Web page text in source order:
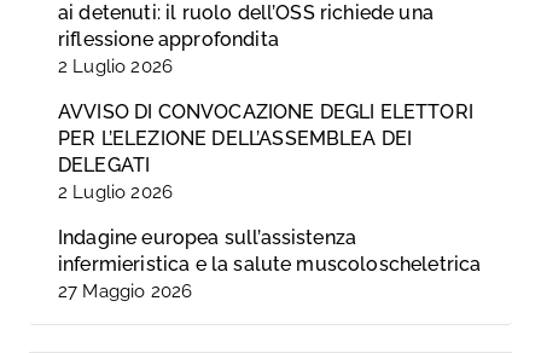
ai detenuti: il ruolo dell’OSS richiede una
riflessione approfondita
2 Luglio 2026
AVVISO DI CONVOCAZIONE DEGLI ELETTORI
PER L’ELEZIONE DELL’ASSEMBLEA DEI
DELEGATI
2 Luglio 2026
Indagine europea sull’assistenza
infermieristica e la salute muscoloscheletrica
27 Maggio 2026